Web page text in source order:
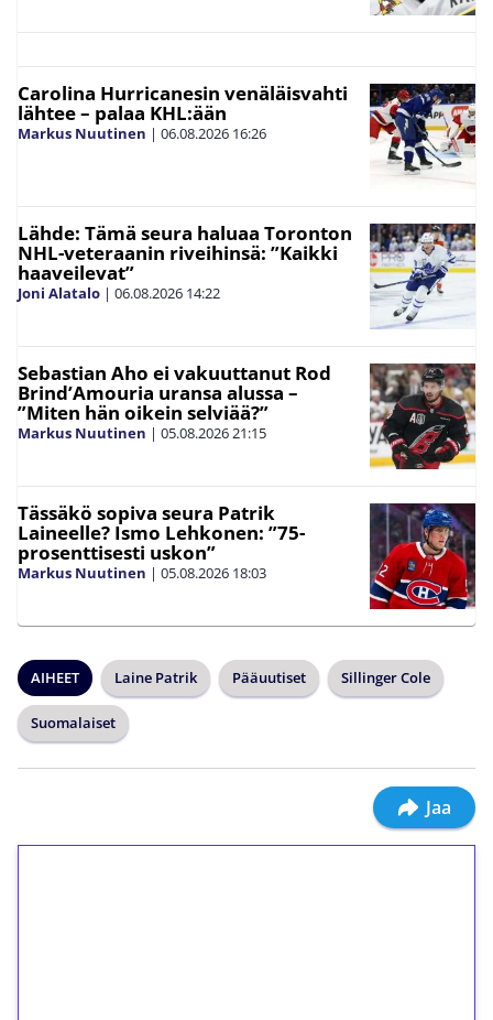
Carolina Hurricanesin venäläisvahti
lähtee – palaa KHL:ään
Markus Nuutinen | 06.08.2026 16:26
Lähde: Tämä seura haluaa Toronton
NHL-veteraanin riveihinsä: ”Kaikki
haaveilevat”
Joni Alatalo | 06.08.2026 14:22
Sebastian Aho ei vakuuttanut Rod
Brind’Amouria uransa alussa –
”Miten hän oikein selviää?”
Markus Nuutinen | 05.08.202621:15
Tässäkö sopiva seura Patrik
Laineelle? Ismo Lehkonen: ”75-
prosenttisesti uskon”
Markus Nuutinen | 05.08.2026 18:03
AIHEET Laine Patrik Pääuutiset Sillinger Cole
Suomalaiset
Jaa